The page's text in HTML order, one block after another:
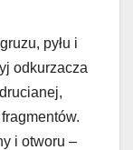
pyłu i
odkurzacza
i otworu –